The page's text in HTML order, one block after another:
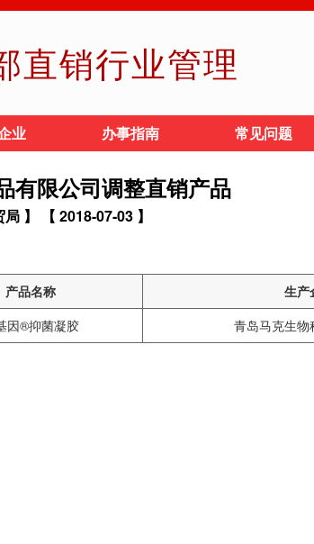
直销行业管理
业 办事指南 常见问题
有限公司调整直销产品
】 【 2018-07-03 】
产品名称
生产
因®抑菌凝胶 青岛马克生物